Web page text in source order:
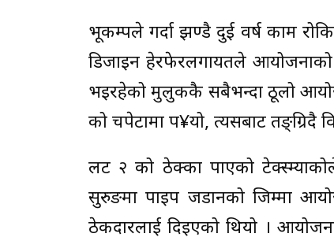
भूकम्पले गर्दा झण्डै दुई वर्ष काम
डिजाइन हेरफेरलगायतले आयोजनाको
भइरहेको मुलुककै सबैभन्दा ठूलो
को चपेटामा प¥यो, त्यसबाट तङ्ग्रिदै
लट २ को ठेक्का पाएको
सुरुङमा पाइप जडानको जिम्मा
ठेकदारलाई दिइएको थियो ।